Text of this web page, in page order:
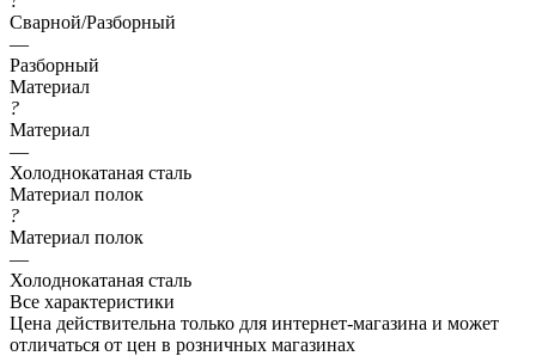
Сварной/Разборный
—
Разборный
Материал
?
Материал
—
Холоднокатаная сталь
Материал полок
?
Материал полок
—
Холоднокатаная сталь
Все характеристики
Цена действительна только для интернет-магазина и может
отличаться от цен в розничных магазинах